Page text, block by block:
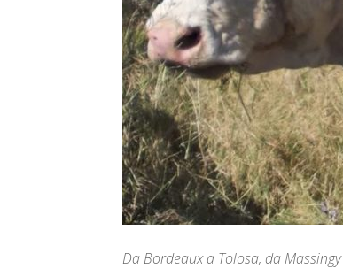
Da Bordeaux a Tolosa, da